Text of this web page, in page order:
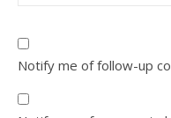
Notify me of follow-up